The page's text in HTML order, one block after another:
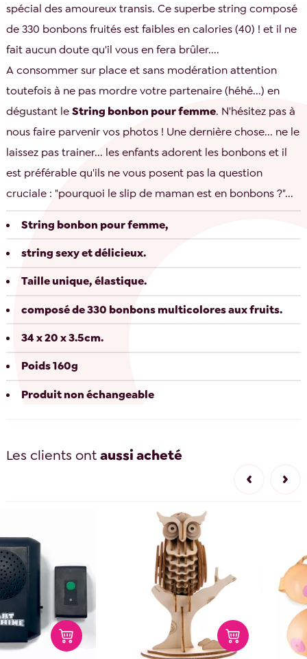
spécial des amoureux transis. Ce superbe string composé
de 330 bonbons fruités est faibles en calories (40) ! et il ne
fait aucun doute qu'il vous en fera brûler....
A consommer sur place et sans modération attention
toutefois à ne pas mordre votre partenaire (héhé...) en
dégustant leString bonbon pour femme. N'hésitez pas à
nous faire parvenir vos photos ! Une dernière chose... ne le
laissez pas trainer... les enfants adorent les bonbons et il
est préférable qu'ils ne vous posent pas la question
cruciale : "pourquoi le slip de maman est en bonbons ?"...
String bonbon pour femme,
string sexy et délicieux.
Taille unique, élastique.
composé de 330 bonbons multicolores aux fruits.
34 x 20 x 3.5cm.
Poids 160g
Produit non échangeable
Les clients ontaussi acheté